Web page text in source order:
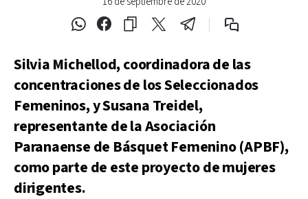
Silvia Michellod, coordinadora de las
concentraciones de los Seleccionados
Femeninos, y Susana Treidel,
representante de la Asociación
Paranaense de Básquet Femenino (APBF),
como parte de este proyecto de mujeres
dirigentes.